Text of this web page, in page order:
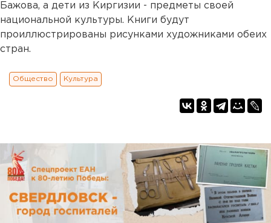
Бажова, а дети из Киргизии - предметы своей
национальной культуры. Книги будут
проиллюстрированы рисунками художниками обеих
стран.
Общество Культура